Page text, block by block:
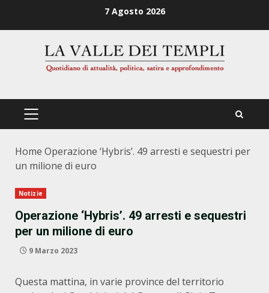
7 Agosto 2026
PRIMÄRES
Home Operazione ‘Hybris’. 49 arresti e sequestri per
un milione di euro
Notizie
Operazione ‘Hybris’. 49 arresti e sequestri
per un milione di euro
9 Marzo 2023
Questa mattina, in varie province del territorio